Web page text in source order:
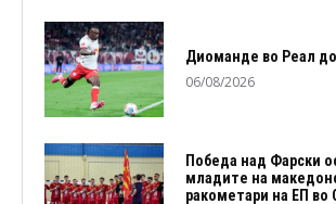
Диоманде во Реал
06/08/2026
Победа над Фарски
младите на
ракометари на ЕП во